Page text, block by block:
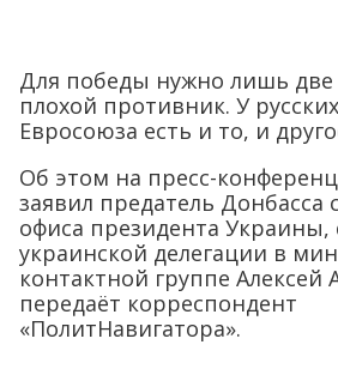
Для победы нужно лишь две
плохой противник. У
Евросоюза есть и то, и
Об этом на пресс-
заявил предатель Донбасса
офиса президента Украины,
украинской делегации в
контактной группе Алексей
передаёт корреспондент
«ПолитНавигатора».